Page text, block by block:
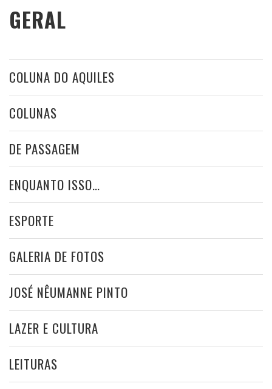
GERAL
COLUNA DO AQUILES
COLUNAS
DE PASSAGEM
ENQUANTO ISSO…
ESPORTE
GALERIA DE FOTOS
JOSÉ NÊUMANNE PINTO
LAZER E CULTURA
LEITURAS